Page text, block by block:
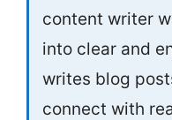
content writer
into clear and
writes blog
connect with